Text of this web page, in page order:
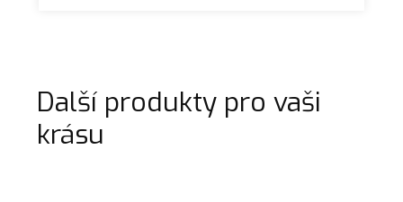
Další produkty pro vaši
krásu